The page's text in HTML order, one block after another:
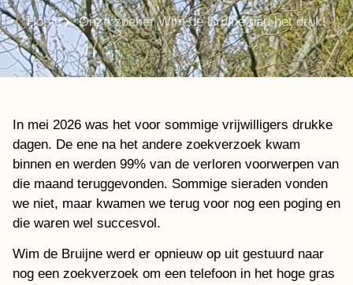
Home Onze zoeker Wim de Bruine had het druk!
In mei 2026 was het voor sommige vrijwilligers drukke
dagen. De ene na het andere zoekverzoek kwam
binnen en werden 99% van de verloren voorwerpen van
die maand teruggevonden. Sommige sieraden vonden
we niet, maar kwamen we terug voor nog een poging en
die waren wel succesvol.
Wim de Bruijne werd er opnieuw op uit gestuurd naar
nog een zoekverzoek om een telefoon in het hoge gras